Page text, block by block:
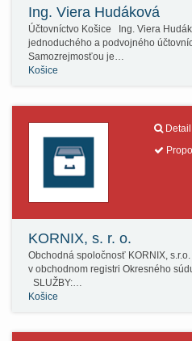
Ing. Viera Hudáková
Účtovníctvo Košice Ing. Viera
jednoduchého a podvojného
Samozrejmosťou je…
Košice
Detail
KORNIX, s. r. o.
Obchodná spoločnosť KORNIX,
v obchodnom registri Okresného
SLUŽBY:…
Košice